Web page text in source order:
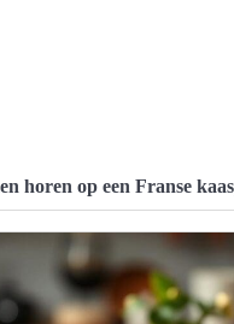
horen op een Franse